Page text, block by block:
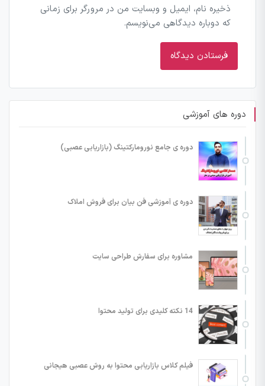
ذخیره نام، ایمیل و وبسایت من در مرورگر برای زمانی
که دوباره دیدگاهی می‌نویسم.
دوره های آموزشی
دوره ی جامع نورومارکتینگ (بازاریابی عصبی)
دوره ی آموزشی فن بیان برای فروش املاک
مشاوره برای سفارش طراحی سایت
14 نکته کلیدی برای تولید محتوا
فیلم کلاس بازاریابی محتوا به روش عصبی هیجانی